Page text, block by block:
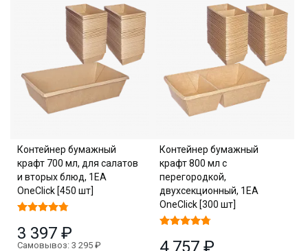
Контейнер бумажный
крафт 700 мл, для салатов
и вторых блюд, 1EA
OneClick [450 шт]
3 397 ₽
Самовывоз: 3 295 ₽
Контейнер бумажный
крафт 800 мл с
перегородкой,
двухсекционный, 1EA
OneClick [300 шт]
4 757 ₽